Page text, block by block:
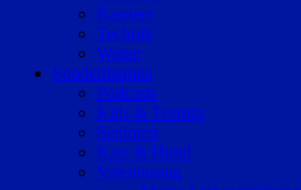
Karriere
Technik
Wetter
Sonderthemen
Podcasts
Kids & Teenies
Senioren
Katz & Hund
Valentinstag